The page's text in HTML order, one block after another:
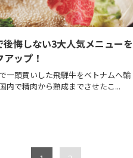
後悔しない3大人気メニューを
アップ！
一頭買いした飛騨牛をベトナムへ輸
内で精肉から熟成までさせたこ...